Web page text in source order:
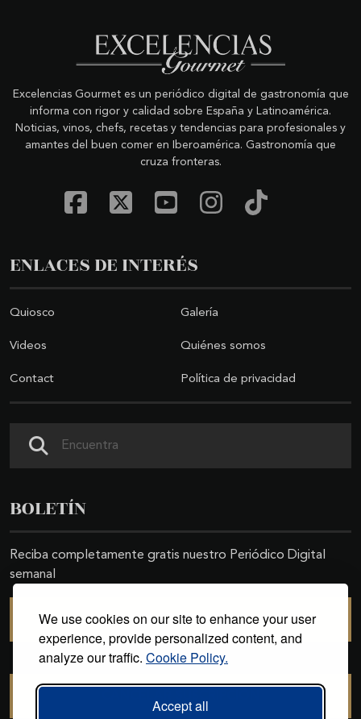
We use cookies on our site to enhance your user
experience, provide personalized content, and
analyze our traffic. Cookie Policy.
Accept all
Excelencias Gourmet es un periódico digital de gastronomía que
informa con rigor y calidad sobre España y Latinoamérica.
Noticias, vinos, chefs, recetas y tendencias para profesionales y
amantes del buen comer en Iberoamérica. Gastronomía que
cruza fronteras.
ENLACES DE INTERÉS
Quiosco Galería
Videos Quiénes somos
Contact Política de privacidad
BOLETÍN
Reciba completamente gratis nuestro Periódico Digital
semanal
SUSCRIBIRSE